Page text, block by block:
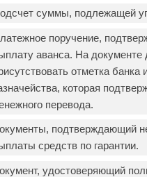
суммы, подлежащей
поручение,
аванса. На документе
отметка банка
которая
перевода.
подтверждающий
средств по гарантии.
удостоверяющий